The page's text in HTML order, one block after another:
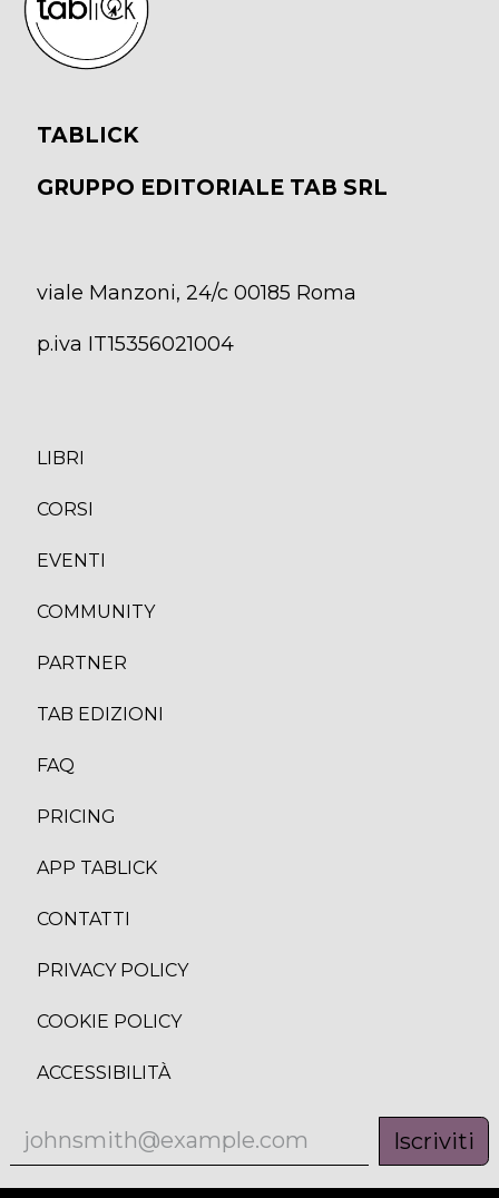
TABLICK
GRUPPO EDITORIALE TAB SRL
viale Manzoni, 24/c 00185 Roma
p.iva IT15356021004
LIBRI
CORSI
EVENTI
COMMUNITY
PARTNER
TAB EDIZIONI
FAQ
PRICING
APP TABLICK
CONTATTI
PRIVACY POLICY
COOKIE POLICY
ACCESSIBILITÀ
Iscriviti